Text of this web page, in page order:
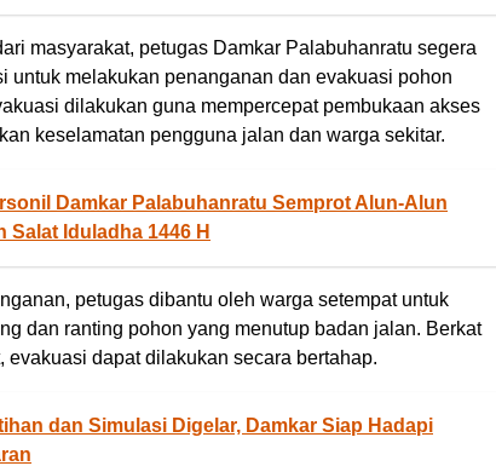
masyarakat, petugas Damkar Palabuhanratu segera
untuk melakukan penanganan dan evakuasi pohon
dilakukan guna mempercepat pembukaan akses
keselamatan pengguna jalan dan warga sekitar.
Damkar Palabuhanratu Semprot Alun-Alun
Salat Iduladha 1446 H
petugas dibantu oleh warga setempat untuk
dan ranting pohon yang menutup badan jalan. Berkat
evakuasi dapat dilakukan secara bertahap.
dan Simulasi Digelar, Damkar Siap Hadapi